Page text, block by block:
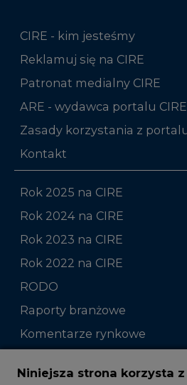
CIRE - kim jesteśmy
Reklamuj się na CIRE
Patronat medialny CIRE
ARE - wydawca portalu CIRE
Zasady korzystania z
Kontakt
Rok 2025 na CIRE
Rok 2024 na CIRE
Rok 2023 na CIRE
Rok 2022 na CIRE
RODO
Raporty branżowe
Komentarze rynkowe
Zmiany kadrowe na rynku
Niniejsza strona korzysta